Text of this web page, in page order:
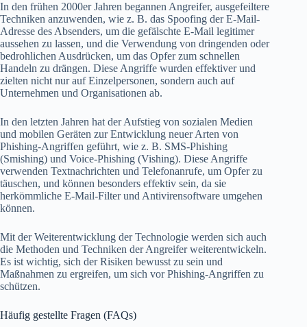
In den frühen 2000er Jahren begannen Angreifer, ausgefeiltere
Techniken anzuwenden, wie z. B. das Spoofing der E-Mail-
Adresse des Absenders, um die gefälschte E-Mail legitimer
aussehen zu lassen, und die Verwendung von dringenden oder
bedrohlichen Ausdrücken, um das Opfer zum schnellen
Handeln zu drängen. Diese Angriffe wurden effektiver und
zielten nicht nur auf Einzelpersonen, sondern auch auf
Unternehmen und Organisationen ab.
In den letzten Jahren hat der Aufstieg von sozialen Medien
und mobilen Geräten zur Entwicklung neuer Arten von
Phishing-Angriffen geführt, wie z. B. SMS-Phishing
(Smishing) und Voice-Phishing (Vishing). Diese Angriffe
verwenden Textnachrichten und Telefonanrufe, um Opfer zu
täuschen, und können besonders effektiv sein, da sie
herkömmliche E-Mail-Filter und Antivirensoftware umgehen
können.
Mit der Weiterentwicklung der Technologie werden sich auch
die Methoden und Techniken der Angreifer weiterentwickeln.
Es ist wichtig, sich der Risiken bewusst zu sein und
Maßnahmen zu ergreifen, um sich vor Phishing-Angriffen zu
schützen.
Häufig gestellte Fragen (FAQs)